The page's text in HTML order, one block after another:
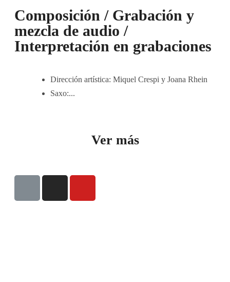
Composición / Grabación y
mezcla de audio /
Interpretación en grabaciones
Dirección artística: Miquel Crespi y Joana Rhein
Saxo:...
Ver más